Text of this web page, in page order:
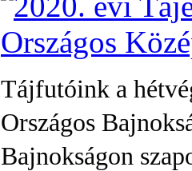
Tájfutóink a
Országos
Bajnokságon